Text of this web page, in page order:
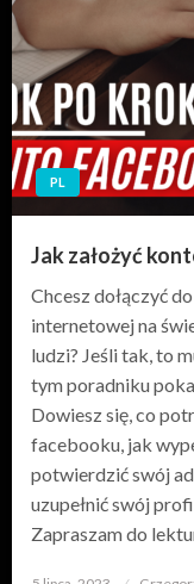
PL
Jak założyć
Chcesz dołączyć
internetowej na
ludzi? Jeśli tak, to
tym poradniku
Dowiesz się, co
facebooku, jak
potwierdzić swój
uzupełnić swój
Zapraszam do
Opublikowane